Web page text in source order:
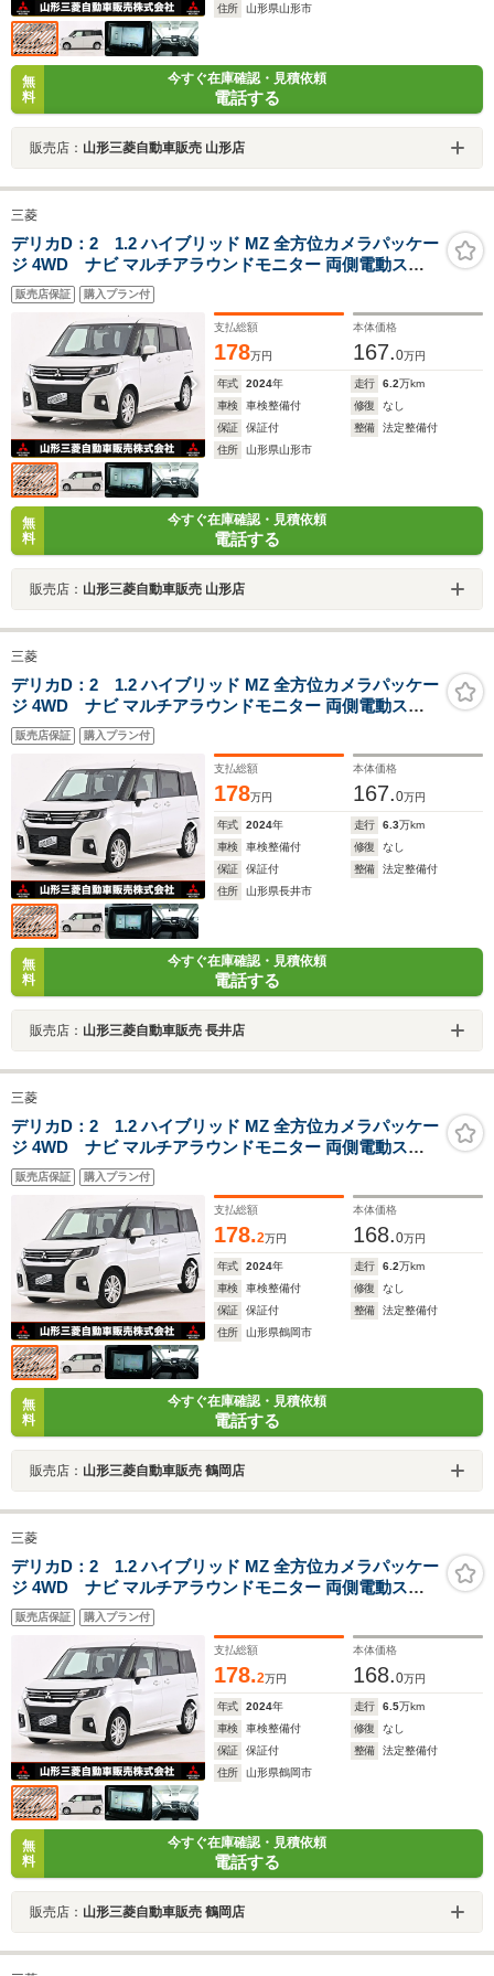
住所
山形県山形市
無
料
今すぐ在庫確認・見積依頼
電話する
販売店： 山形三菱自動車販売 山形店
三菱
デリカD：2 1.2 ハイブリッド MZ 全方位カメラパッケー
ジ 4WD ナビ マルチアラウンドモニター 両側電動スラ
イドドア ドライブレコーダー ETC 前席ウォークスルー
レーンキープアシスト 横滑り防止装置
販売店保証 購入プラン付
支払総額
178万円
本体価格
167.0万円
年式 2024年 走行 6.2万km
車検
車検整備付 修復
なし
保証
保証付 整備
法定整備付
住所
山形県山形市
無
料
今すぐ在庫確認・見積依頼
電話する
販売店： 山形三菱自動車販売 山形店
三菱
デリカD：2 1.2 ハイブリッド MZ 全方位カメラパッケー
ジ 4WD ナビ マルチアラウンドモニター 両側電動スラ
イドドア シートヒーター ドライブレコーダー ETC 前席
ウォークスルー 横滑り防止装置
販売店保証 購入プラン付
支払総額
178万円
本体価格
167.0万円
年式 2024年 走行 6.3万km
車検
車検整備付 修復
なし
保証
保証付 整備
法定整備付
住所
山形県長井市
無
料
今すぐ在庫確認・見積依頼
電話する
販売店： 山形三菱自動車販売 長井店
三菱
デリカD：2 1.2 ハイブリッド MZ 全方位カメラパッケー
ジ 4WD ナビ マルチアラウンドモニター 両側電動スラ
イドドア 前席ウォークスルー ドライブレコーダー ETC
レーンキープアシスト 横滑り防止装置
販売店保証 購入プラン付
支払総額
178.2万円
本体価格
168.0万円
年式 2024年 走行 6.2万km
車検
車検整備付 修復
なし
保証
保証付 整備
法定整備付
住所
山形県鶴岡市
無
料
今すぐ在庫確認・見積依頼
電話する
販売店： 山形三菱自動車販売 鶴岡店
三菱
デリカD：2 1.2 ハイブリッド MZ 全方位カメラパッケー
ジ 4WD ナビ マルチアラウンドモニター 両側電動スラ
イドドア 横滑り防止装置 ドライブレコーダー ETC レー
ンキープアシスト 衝突被害軽減ブレーキ
販売店保証 購入プラン付
支払総額
178.2万円
本体価格
168.0万円
年式 2024年 走行 6.5万km
車検
車検整備付 修復
なし
保証
保証付 整備
法定整備付
住所
山形県鶴岡市
無
料
今すぐ在庫確認・見積依頼
電話する
販売店： 山形三菱自動車販売 鶴岡店